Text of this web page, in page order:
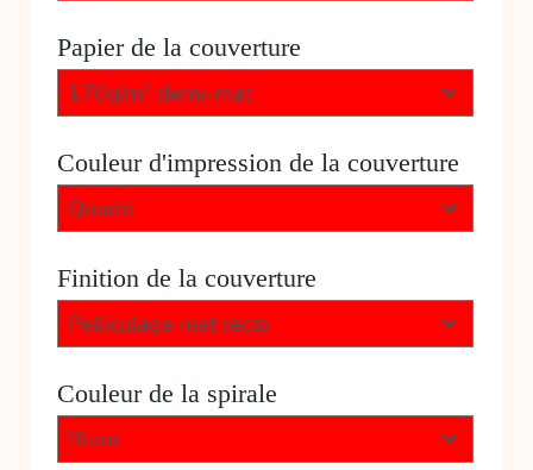
Papier de la couverture
170g/m² demi-mat
Couleur d'impression de la couverture
Quadri
Finition de la couverture
Pelliculage mat recto
Couleur de la spirale
Blanc